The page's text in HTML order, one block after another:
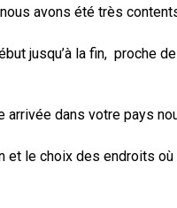
avons été très
jusqu’à la fin, proche
arrivée dans votre pays
et le choix des endroits